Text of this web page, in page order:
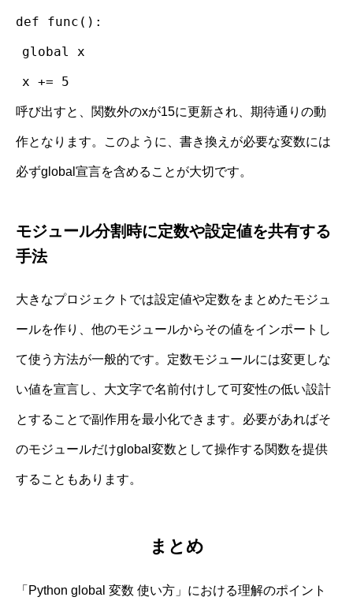
def func():
global x
x += 5
呼び出すと、関数外のxが15に更新され、期待通りの動
作となります。このように、書き換えが必要な変数には
必ずglobal宣言を含めることが大切です。
モジュール分割時に定数や設定値を共有する
手法
大きなプロジェクトでは設定値や定数をまとめたモジュ
ールを作り、他のモジュールからその値をインポートし
て使う方法が一般的です。定数モジュールには変更しな
い値を宣言し、大文字で名前付けして可変性の低い設計
とすることで副作用を最小化できます。必要があればそ
のモジュールだけglobal変数として操作する関数を提供
することもあります。
まとめ
「Python global 変数 使い方」における理解のポイント